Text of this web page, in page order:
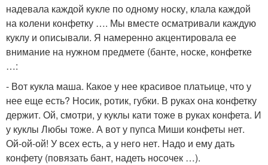
надевала каждой кукле по одному носку, клала каждой
на колени конфетку …. Мы вместе осматривали каждую
куклу и описывали. Я намеренно акцентировала ее
внимание на нужном предмете (банте, носке, конфетке
…:
- Вот кукла маша. Какое у нее красивое платьице, что у
нее еще есть? Носик, ротик, губки. В руках она конфетку
держит. Ой, смотри, у куклы кати тоже в руках конфета. И
у куклы Любы тоже. А вот у пупса Миши конфеты нет.
Ой-ой-ой! У всех есть, а у него нет. Надо и ему дать
конфету (повязать бант, надеть носочек …).